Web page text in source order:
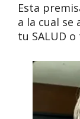
Esta
a la cual se
tu SALUD o